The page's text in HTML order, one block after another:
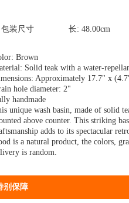
包装尺寸 长: 48.00cm
Brown
Solid teak with a water-
Approximately 17.7" x
hole diameter: 2"
handmade
unique wash basin, made of solid
above counter. This striking
adds to its spectacular
is a natural product, the colors,
is random.
别保障